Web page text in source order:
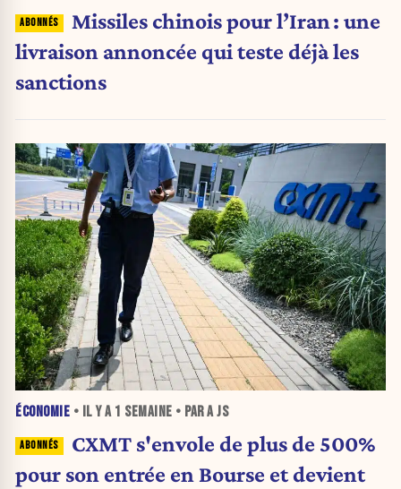
Missiles chinois pour l’Iran : une
livraison annoncée qui teste déjà les
sanctions
ÉCONOMIE • IL Y A 1 SEMAINE • PAR A JS
CXMT s'envole de plus de 500%
pour son entrée en Bourse et devient